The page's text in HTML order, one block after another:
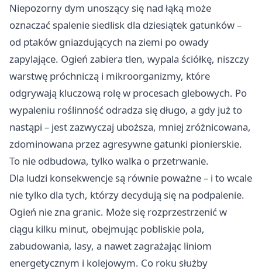
Niepozorny dym unoszący się nad łąką może
oznaczać spalenie siedlisk dla dziesiątek gatunków –
od ptaków gniazdujących na ziemi po owady
zapylające. Ogień zabiera tlen, wypala ściółkę, niszczy
warstwę próchniczą i mikroorganizmy, które
odgrywają kluczową rolę w procesach glebowych. Po
wypaleniu roślinność odradza się długo, a gdy już to
nastąpi – jest zazwyczaj uboższa, mniej zróżnicowana,
zdominowana przez agresywne gatunki pionierskie.
To nie odbudowa, tylko walka o przetrwanie.
Dla ludzi konsekwencje są równie poważne – i to wcale
nie tylko dla tych, którzy decydują się na podpalenie.
Ogień nie zna granic. Może się rozprzestrzenić w
ciągu kilku minut, obejmując pobliskie pola,
zabudowania, lasy, a nawet zagrażając liniom
energetycznym i kolejowym. Co roku służby